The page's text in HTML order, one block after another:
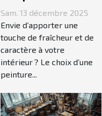
moderne pour
dynamiser votre
espace ?
Sam. 13 décembre 2025
Envie d’apporter une
touche de fraîcheur et de
caractère à votre
intérieur ? Le choix d’une
peinture...